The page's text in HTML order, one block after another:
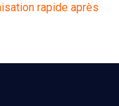
rapide après